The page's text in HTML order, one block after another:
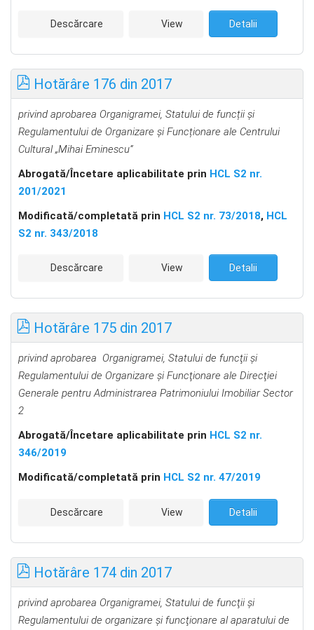
Descărcare View Detalii
Hotărâre 176 din 2017
privind aprobarea Organigramei, Statului de funcții şi
Regulamentului de Organizare şi Funcționare ale Centrului
Cultural „Mihai Eminescu”
Abrogată/Încetare aplicabilitate prin HCL S2 nr.
201/2021
Modificată/completată prin HCL S2 nr. 73/2018, HCL
S2 nr. 343/2018
Descărcare View Detalii
Hotărâre 175 din 2017
privind aprobarea Organigramei, Statului de funcţii şi
Regulamentului de Organizare şi Funcţionare ale Direcţiei
Generale pentru Administrarea Patrimoniului Imobiliar Sector
2
Abrogată/Încetare aplicabilitate prin HCL S2 nr.
346/2019
Modificată/completată prin HCL S2 nr. 47/2019
Descărcare View Detalii
Hotărâre 174 din 2017
privind aprobarea Organigramei, Statului de funcţii şi
Regulamentului de organizare şi funcţionare al aparatului de